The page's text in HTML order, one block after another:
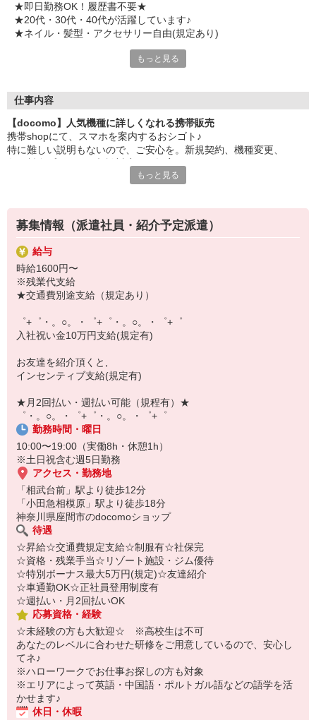
★即日勤務OK！履歴書不要★
★20代・30代・40代が活躍しています♪
★ネイル・髪型・アクセサリー自由(規定あり)
シエロのスタッフは9割が未経験スタート。
ずっと先まで役に立ちます！
丁寧な研修もあるので、
みなさんから働きやすいと好評です♪
最新アプリ事情やお得なプラン、
スマホの裏ワザを学べるチャンス♪
￣￣￣￣￣￣￣￣￣￣￣
▼オフィスワーク
事務、経理、データ入力、コールセンター、受付
▼工場・製造・軽作業系
機械/食品製造・梱包・仕分け・加工・組立・検査
▼美容系
眉毛サロンのアイブロウ・ネイリスト・エステ
▼営業・販売
法人営業・アパレル販売・個別指導塾・人材紹介
▼人気案件も多数♪
短期・期間限定・オープニング・官公庁案件
上場/優良/大手企業など
【スマホ面接実施中】
￣￣￣￣￣￣￣￣￣
自宅に居ながらスマホでカンタン面接OK！
オンライン面談なのでスピード対応。
もっと見る
仕事内容
【docomo】人気機種に詳しくなれる携帯販売
携帯shopにて、スマホを案内するおシゴト♪
特に難しい説明もないので、ご安心を。新規契約、機種変更、
満足度◎
■携帯やインターネット販売業務
docomo(ドコモ)/au(エーユー)・KDDI/softbank(ソフトバンク)など
の大手キャリアから
ワイモバイル(Y!mobille)、楽天モバイル、UQなど格安スマホまで幅
広く紹介可能♪
もっと見る
募集情報（派遣社員・紹介予定派遣）
給与
時給1600円〜
※残業代支給
★交通費別途支給（規定あり）
゜+゜・。○。・゜+゜・。○。・゜+゜
入社祝い金10万円支給(規定有)
お友達を紹介頂くと,
インセンティブ支給(規定有)
★月2回払い・週払い可能（規程有）★
゜・。○。・゜+゜・。○。・゜+゜
勤務時間・曜日
10:00〜19:00（実働8h・休憩1h）
※土日祝含む週5日勤務
アクセス・勤務地
「相武台前」駅より徒歩12分
「小田急相模原」駅より徒歩18分
神奈川県座間市のdocomoショップ
待遇
☆昇給☆交通費規定支給☆制服有☆社保完
☆資格・残業手当☆リゾート施設・ジム優待
☆特別ボーナス最大5万円(規定)☆友達紹介
☆車通勤OK☆正社員登用制度有
☆週払い・月2回払いOK
応募資格・経験
☆未経験の方も大歓迎☆ ※高校生は不可
あなたのレベルに合わせた研修をご用意しているので、安心し
てネ♪
※ハローワークでお仕事お探しの方も対象
※エリアによって英語・中国語・ポルトガル語などの語学を活
かせます♪
休日・休暇